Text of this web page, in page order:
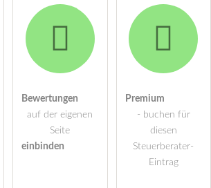
Bewertungen
auf der eigenen
Seite
einbinden
Premium
- buchen für
diesen
Steuerberater-
Eintrag